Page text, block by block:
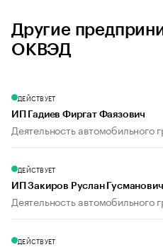
Другие
ОКВЭД
ДЕЙСТВУЕТ
ИП Гадиев Фиргат Фаязович
Деятельность автомобильного
ДЕЙСТВУЕТ
ИП Закиров Руслан Гусманович
Деятельность автомобильного
ДЕЙСТВУЕТ